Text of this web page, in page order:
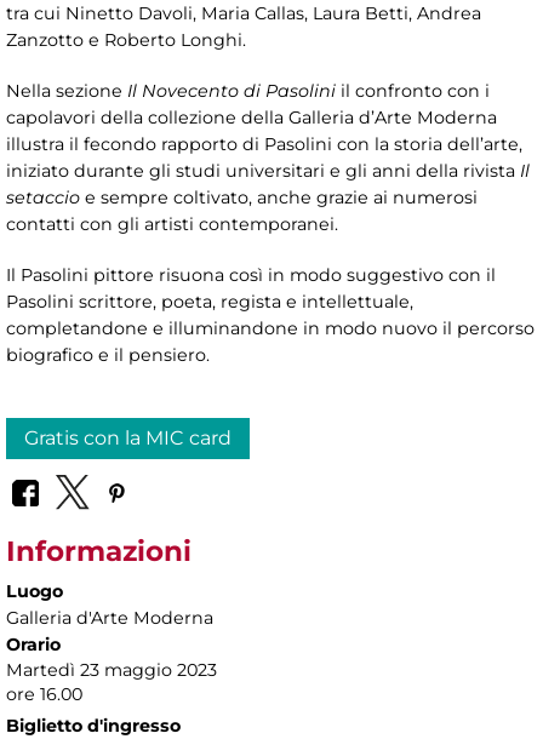
tra cui Ninetto Davoli, Maria Callas, Laura Betti, Andrea
Zanzotto e Roberto Longhi.
Nella sezione Il Novecento di Pasolini il confronto con i
capolavori della collezione della Galleria d’Arte Moderna
illustra il fecondo rapporto di Pasolini con la storia dell’arte,
iniziato durante gli studi universitari e gli anni della rivista Il
setaccio e sempre coltivato, anche grazie ai numerosi
contatti con gli artisti contemporanei.
Il Pasolini pittore risuona così in modo suggestivo con il
Pasolini scrittore, poeta, regista e intellettuale,
completandone e illuminandone in modo nuovo il percorso
biografico e il pensiero.
Gratis con la MIC card
Informazioni
Luogo
Galleria d'Arte Moderna
Orario
Martedì 23 maggio 2023
ore 16.00
Biglietto d'ingresso